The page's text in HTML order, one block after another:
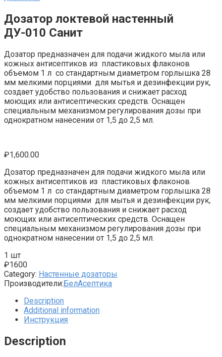
Дозатор локтевой настенный
ДУ-010 Санит
Дозатор предназначен для подачи жидкого мыла или
кожных антисептиков из пластиковых флаконов
объемом 1 л со стандартным диаметром горлышка 28
мм мелкими порциями для мытья и дезинфекции рук,
создает удобство пользования и снижает расход
моющих или антисептических средств. Оснащен
специальным механизмом регулирования дозы при
однократном нанесении от 1,5 до 2,5 мл.
₽1,600.00
Дозатор предназначен для подачи жидкого мыла или
кожных антисептиков из пластиковых флаконов
объемом 1 л со стандартным диаметром горлышка 28
мм мелкими порциями для мытья и дезинфекции рук,
создает удобство пользования и снижает расход
моющих или антисептических средств. Оснащен
специальным механизмом регулирования дозы при
однократном нанесении от 1,5 до 2,5 мл.
1 шт
₽1600
Category: Настенные дозаторы
Производители:БелАсептика
Description
Additional information
Инструкция
Description